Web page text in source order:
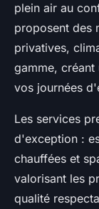
plein air au
proposent des
privatives,
gamme,
vos journées
Les services
d'exception :
chauffées et
valorisant les
qualité